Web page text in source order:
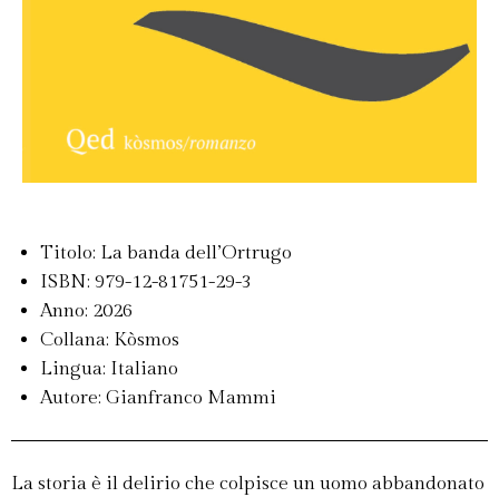
Titolo: La banda dell’Ortrugo
ISBN: 979-12-81751-29-3
Anno: 2026
Collana: Kòsmos
Lingua: Italiano
Autore: Gianfranco Mammi
La storia è il delirio che colpisce un uomo abbandonato